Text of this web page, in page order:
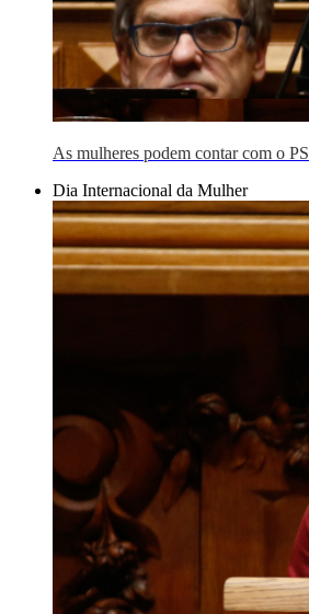
As mulheres podem contar com o PS
Dia Internacional da Mulher